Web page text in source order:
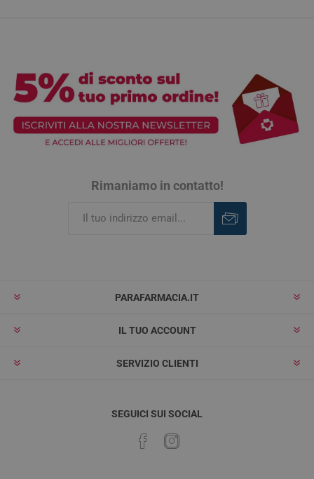
Rimaniamo in contatto!
PARAFARMACIA.IT
IL TUO ACCOUNT
SERVIZIO CLIENTI
SEGUICI SUI SOCIAL